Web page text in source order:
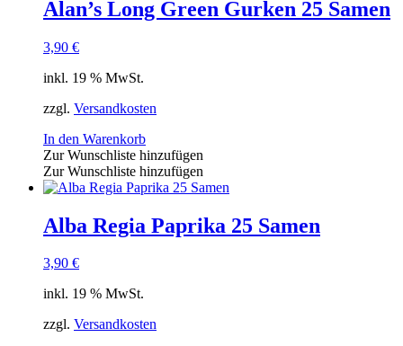
Alan’s Long Green Gurken 25 Samen
3,90 €
inkl. 19 % MwSt.
zzgl. Versandkosten
In den Warenkorb
Zur Wunschliste hinzufügen
Zur Wunschliste hinzufügen
Alba Regia Paprika 25 Samen
3,90 €
inkl. 19 % MwSt.
zzgl. Versandkosten